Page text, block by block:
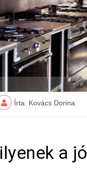
Írta: Kovács Dorina
a jó